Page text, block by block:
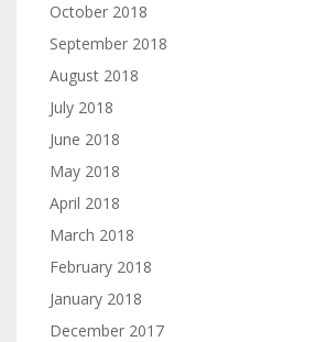
October 2018
September 2018
August 2018
July 2018
June 2018
May 2018
April 2018
March 2018
February 2018
January 2018
December 2017